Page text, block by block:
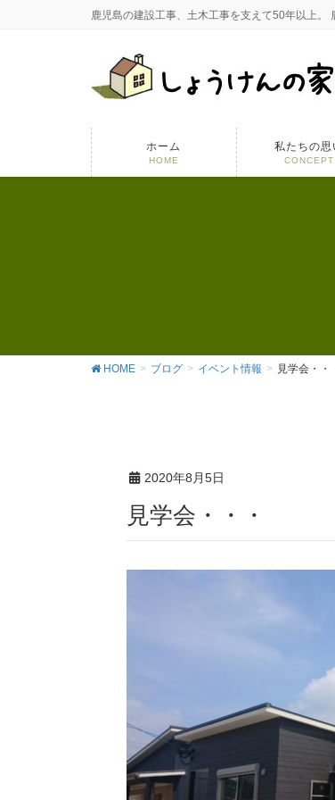
鹿児島の建設工事、土木工事を支えて50年以上
ホーム
HOME
私たちの思
CONCEPT
HOME ブログ イベント情報 見学会・・
2020年8月5日
見学会・・・